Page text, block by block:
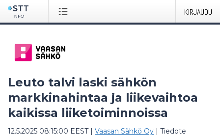
KIRJAUDU
Leuto talvi laski sähkön
markkinahintaa ja liikevaihtoa
kaikissa liiketoiminnoissa
12.5.2025 08:15:00 EEST| Vaasan Sähkö Oy | Tiedote